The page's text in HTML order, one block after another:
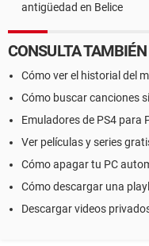
antigüedad en Belice
CONSULTA TAMBIÉN
Cómo ver el historial del
Cómo buscar canciones
Emuladores de PS4 para
Ver películas y series
Cómo apagar tu PC
Cómo descargar una
Descargar videos